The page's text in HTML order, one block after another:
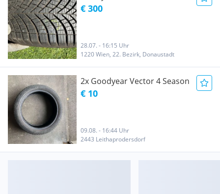
€ 300
28.07. - 16:15 Uhr
1220 Wien, 22. Bezirk, Donaustadt
2x Goodyear Vector 4 Season
€ 10
09.08. - 16:44 Uhr
2443 Leithaprodersdorf